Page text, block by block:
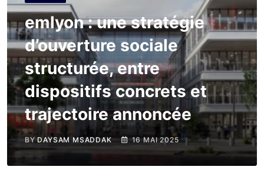
emlyon : une stratégie
d’ouverture sociale
structurée, entre
dispositifs concrets et
trajectoire annoncée
BYDAYSAM MSADDAK 16 MAI 2025